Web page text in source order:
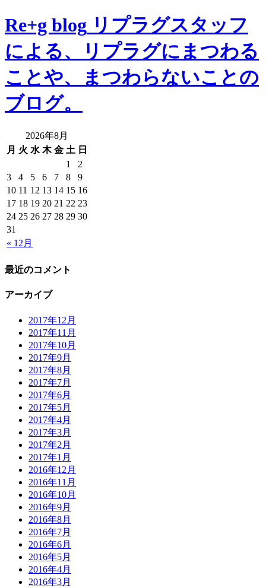
Re+g blog リプラグスタッフ
による、リプラグにまつわる
ことや、まつわらないことの
ブログ。
2026年8月
月 火 水 木 金 土 日
« 12月
1
2
3
4 5 6 7 8
9
10 11 12 13 14 15 16
17 18 19 20 21 22 23
24 25 26 27 28 29 30
31
最近のコメント
アーカイブ
2017年12月
2017年11月
2017年10月
2017年9月
2017年8月
2017年7月
2017年6月
2017年5月
2017年4月
2017年3月
2017年2月
2017年1月
2016年12月
2016年11月
2016年10月
2016年9月
2016年8月
2016年7月
2016年6月
2016年5月
2016年4月
2016年3月